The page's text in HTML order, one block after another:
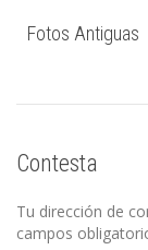
Fotos Antiguas
Contesta
Tu dirección de
campos